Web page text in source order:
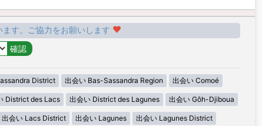
す。ご協力をお願いします
District 出会い Bas-Sassandra Region 出会い Comoé
District des Lacs 出会い District des Lagunes 出会い Gôh-Djiboua
出会い Lacs District 出会い Lagunes 出会い Lagunes District